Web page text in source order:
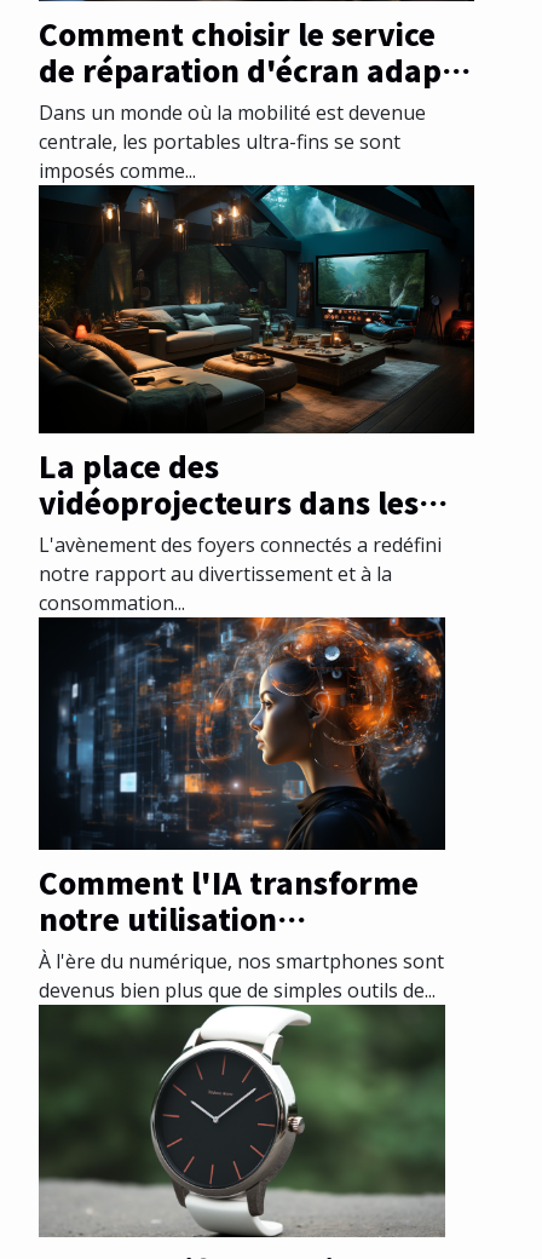
Comment choisir le service
de réparation d'écran adapté
à votre modèle de portable
ultra-fin
Dans un monde où la mobilité est devenue
centrale, les portables ultra-fins se sont
imposés comme...
La place des
vidéoprojecteurs dans les
foyers connectés
L'avènement des foyers connectés a redéfini
notre rapport au divertissement et à la
consommation...
Comment l'IA transforme
notre utilisation
quotidienne des
smartphones
À l'ère du numérique, nos smartphones sont
devenus bien plus que de simples outils de...